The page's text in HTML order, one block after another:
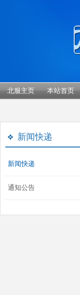
北服主页 本站首页
新闻快递
新闻快递
通知公告